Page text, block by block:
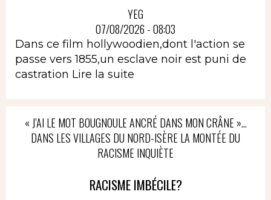
YEG
07/08/2026 - 08:03
Dans ce film hollywoodien,dont l'action se
passe vers 1855,un esclave noir est puni de
castration Lire la suite
« J’AI LE MOT BOUGNOULE ANCRÉ DANS MON CRÂNE »…
DANS LES VILLAGES DU NORD-ISÈRE LA MONTÉE DU
RACISME INQUIÈTE
RACISME IMBÉCILE?